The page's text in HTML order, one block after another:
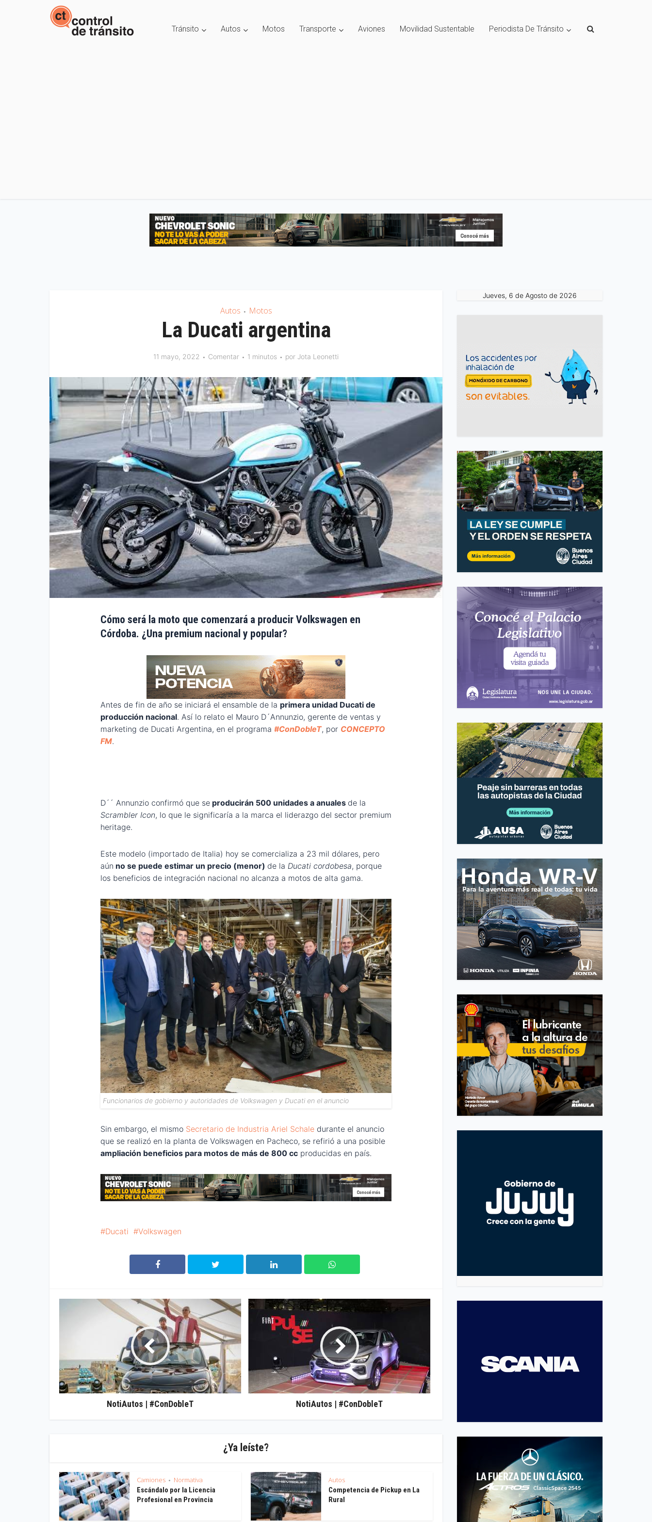
Tránsito Autos Motos Transporte Aviones Movilidad Sustentable Periodista De Tránsito
Autos • Motos
La Ducati argentina
11 mayo, 2022 Comentar 1 minutos por Jota Leonetti
Cómo será la moto que comenzará a producir Volkswagen en
Córdoba. ¿Una premium nacional y popular?
Antes de fin de año se iniciará el ensamble de la primera unidad Ducati de
producción nacional. Así lo relato el Mauro D´Annunzio, gerente de ventas y
marketing de Ducati Argentina, en el programa #ConDobleT, por CONCEPTO
FM.
D´´ Annunzio confirmó que se producirán 500 unidades a anuales de la
Scrambler Icon, lo que le significaría a la marca el liderazgo del sector premium
heritage.
Este modelo (importado de Italia) hoy se comercializa a 23 mil dólares, pero
aún no se puede estimar un precio (menor) de la Ducati cordobesa, porque
los beneficios de integración nacional no alcanza a motos de alta gama.
Funcionarios de gobierno y autoridades de Volkswagen y Ducati en el anuncio
Sin embargo, el mismo Secretario de Industria Ariel Schale durante el anuncio
que se realizó en la planta de Volkswagen en Pacheco, se refirió a una posible
ampliación beneficios para motos de más de 800 cc producidas en país.
Ducati Volkswagen
NotiAutos | #ConDobleT NotiAutos | #ConDobleT
¿Ya leíste?
Camiones • Normativa
Escándalo por la Licencia
Profesional en Provincia
Autos
Competencia de Pickup en La
Rural
Jueves, 6 de Agosto de 2026